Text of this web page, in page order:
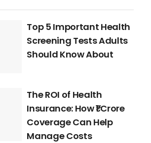
Top 5 Important Health
Screening Tests Adults
Should Know About
The ROI of Health
Insurance: How ₹1 Crore
Coverage Can Help
Manage Costs